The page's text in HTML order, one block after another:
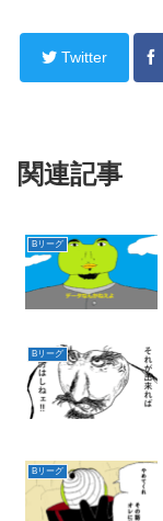
Twitter
関連記事
Bリーグ
Bリーグ
Bリーグ